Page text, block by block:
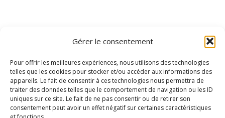
Gérer le consentement
Pour offrir les meilleures expériences, nous utilisons des technologies
telles que les cookies pour stocker et/ou accéder aux informations des
appareils. Le fait de consentir à ces technologies nous permettra de
traiter des données telles que le comportement de navigation ou les ID
uniques sur ce site. Le fait de ne pas consentir ou de retirer son
consentement peut avoir un effet négatif sur certaines caractéristiques